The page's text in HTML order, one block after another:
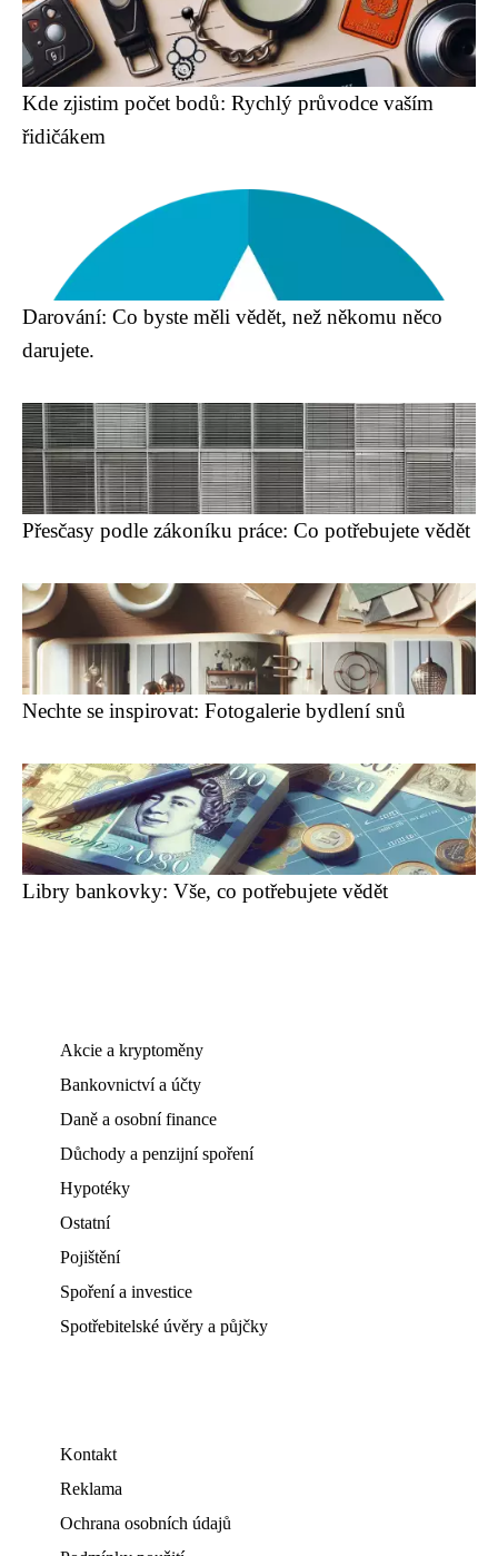
Kde zjistim počet bodů: Rychlý průvodce vaším
řidičákem
Darování: Co byste měli vědět, než někomu něco
darujete.
Přesčasy podle zákoníku práce: Co potřebujete vědět
Nechte se inspirovat: Fotogalerie bydlení snů
Libry bankovky: Vše, co potřebujete vědět
Akcie a kryptoměny
Bankovnictví a účty
Daně a osobní finance
Důchody a penzijní spoření
Hypotéky
Ostatní
Pojištění
Spoření a investice
Spotřebitelské úvěry a půjčky
Kontakt
Reklama
Ochrana osobních údajů